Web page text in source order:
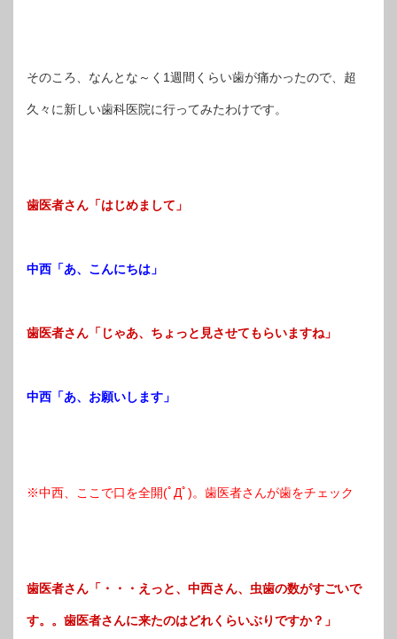
そのころ、なんとな～く1週間くらい歯が痛かったので、超
久々に新しい歯科医院に行ってみたわけです。
歯医者さん「はじめまして」
中西「あ、こんにちは」
歯医者さん「じゃあ、ちょっと見させてもらいますね」
中西「あ、お願いします」
※中西、ここで口を全開(ﾟДﾟ)。歯医者さんが歯をチェック
歯医者さん「・・・えっと、中西さん、虫歯の数がすごいで
す。。歯医者さんに来たのはどれくらいぶりですか？」